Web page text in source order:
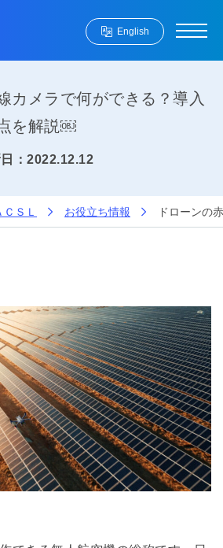
English
カメラで何ができる？導入
を解説￼
：2022.12.12
ＳＬ お役立ち情報 ドローンの